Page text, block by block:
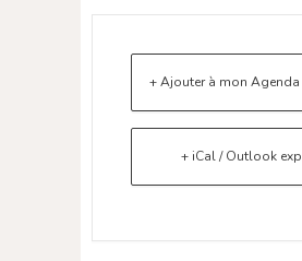
+ Ajouter à mon
+ iCal / Outlook